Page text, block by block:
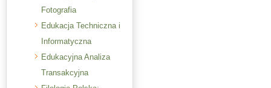
Fotografia
Edukacja Techniczna i
Informatyczna
Edukacyjna Analiza
Transakcyjna